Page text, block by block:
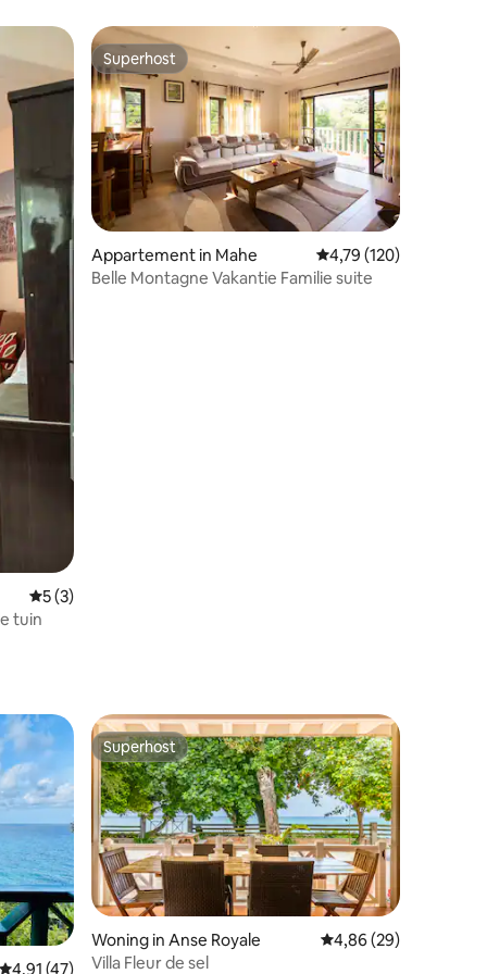
Gemiddelde beoordeling van 5 uit 5, 3 recensies
5 (3)
tuin
Superhost
Superhost
Appartement in Mahe Gemiddelde
4,79 (120)
Belle Montagne Vakantie Familie suite
Gemiddelde beoordeling van 4,91 uit 5, 47 recensies
4,91 (47)
Superhost
Superhost
Woning in Anse Royale Gemiddelde
4,86 (29)
Villa Fleur de sel